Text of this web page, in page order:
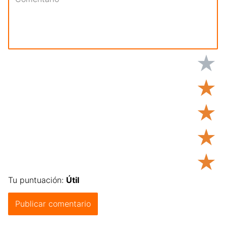
★
★
★
★
★
Tu puntuación: Útil